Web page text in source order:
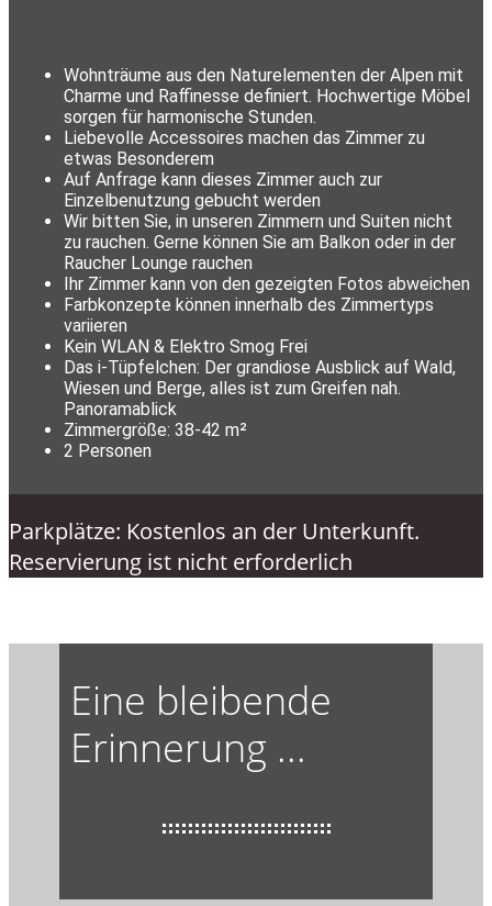
Wohnträume aus den Naturelementen der Alpen mit
Charme und Raffinesse definiert. Hochwertige Möbel
sorgen für harmonische Stunden.
Liebevolle Accessoires machen das Zimmer zu
etwas Besonderem
Auf Anfrage kann dieses Zimmer auch zur
Einzelbenutzung gebucht werden
Wir bitten Sie, in unseren Zimmern und Suiten nicht
zu rauchen. Gerne können Sie am Balkon oder in der
Raucher Lounge rauchen
Ihr Zimmer kann von den gezeigten Fotos abweichen
Farbkonzepte können innerhalb des Zimmertyps
variieren
Kein WLAN & Elektro Smog Frei
Das i-Tüpfelchen: Der grandiose Ausblick auf Wald,
Wiesen und Berge, alles ist zum Greifen nah.
Panoramablick
Zimmergröße: 38-42 m²
2 Personen
Parkplätze: Kostenlos an der Unterkunft.
Reservierung ist nicht erforderlich
Eine bleibende
Erinnerung ...